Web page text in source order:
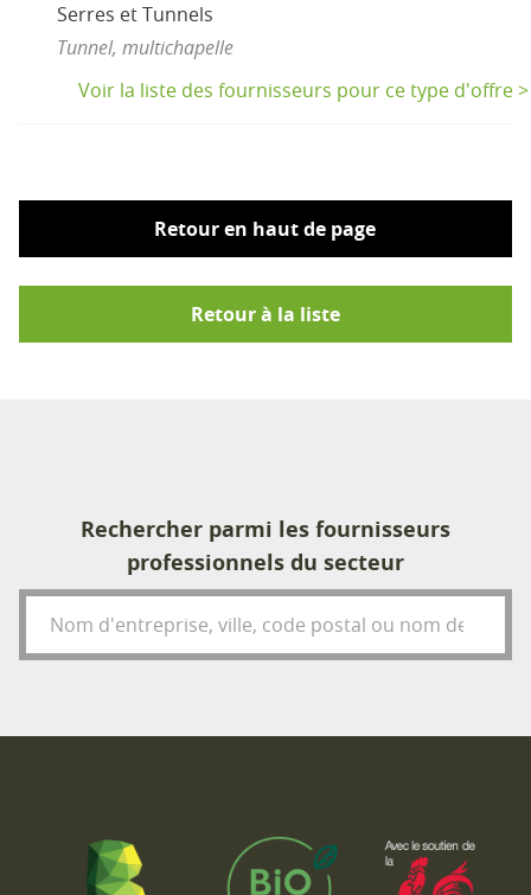
Serres et Tunnels
Tunnel, multichapelle
Voir la liste des fournisseurs pour ce type d'offre >
Retour en haut de page
Retour à la liste
Rechercher parmi les fournisseurs
professionnels du secteur